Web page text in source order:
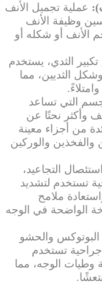
عملية تجميل الأنف
وظيفة الأنف
الأنف أو شكله أو
الثدي، يستخدم
الثديين، مما
التي تساعد
وأكثر نحتًا عن
من أجزاء معينة
والوركين
التجاعيد،
تستخدم لتشديد
ملامح
الواضحة في الوجه
والحشو
تستخدم
وطيات الوجه، مما